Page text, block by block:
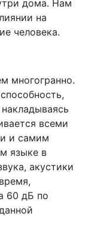
дома. Нам
на
человека.
многогранно.
всеми
и самим
языке в
акустики
60 дБ по